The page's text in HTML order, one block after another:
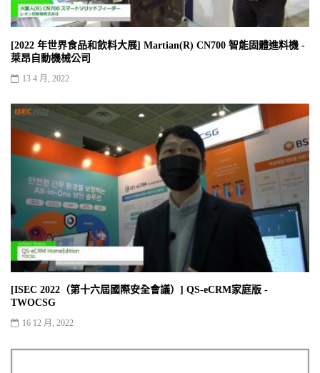
[2022 年世界食品和飲料大展] Martian(R) CN700 智能固體進料機 -
萊昂自動機械公司
13 4 月, 2022
[ISEC 2022（第十六屆國際安全會議）] QS-eCRM家庭版 -
TWOCSG
16 12 月, 2022